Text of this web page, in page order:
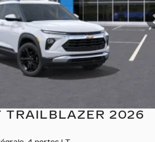
TRAILBLAZER 2026